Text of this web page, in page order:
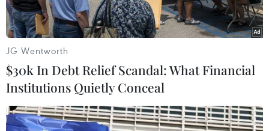
Thủ lĩnh nhóm Houthi tại Yemen thông báo 73 người đã
thiệt mạng và 181 người bị thương tại nước này kể từ khi
Houthi phát động chiến dịch quân sự nhằm vào Israel
vào tháng 10/2023.
JG Wentworth
$30k In Debt Relief Scandal: What Financial
Institutions Quietly Conceal